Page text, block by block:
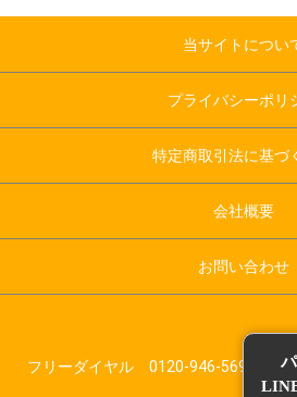
当サイトについ
プライバシーポリ
特定商取引法に基づ
会社概要
お問い合わせ
フリーダイヤル 0120-946-569 受付